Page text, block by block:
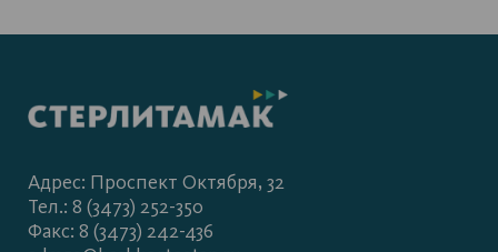
Адрес: Проспект Октября, 32
Тел.: 8 (3473) 252-350
Факс: 8 (3473) 242-436